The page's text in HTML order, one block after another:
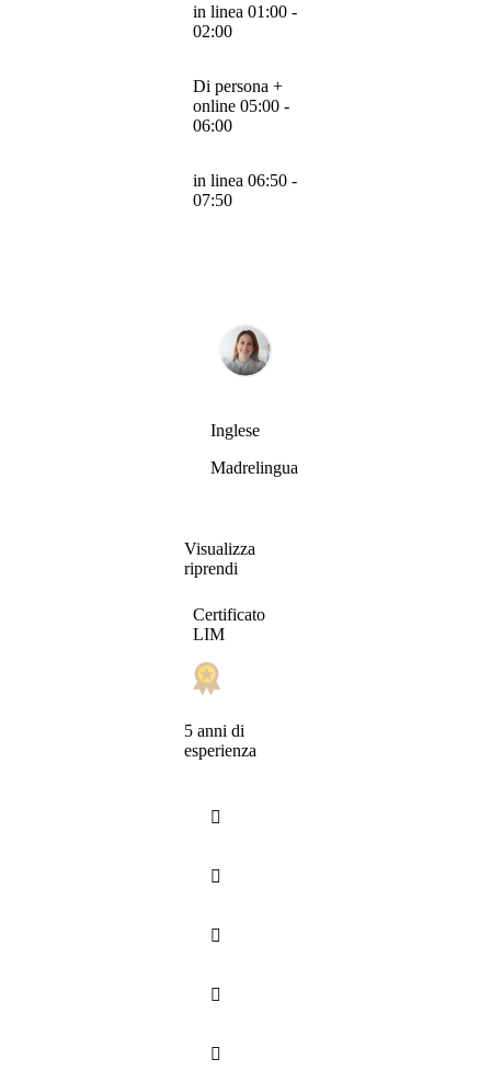
in linea 01:00 -
02:00
Di persona +
online 05:00 -
06:00
in linea 06:50 -
07:50
Inglese
Madrelingua
Visualizza
riprendi
Certificato
LIM
5 anni di
esperienza




